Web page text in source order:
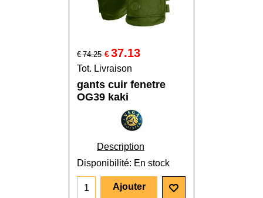
€ 74.25 €37.13
Tot. Livraison
gants cuir fenetre
OG39 kaki
Description
Disponibilité: En stock
Ajouter